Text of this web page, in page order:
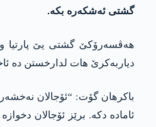
گشتی ئەشکەرە بکە.
ھەڤسەرۆکێ گشتی یێ پارتیا
دیاربەکرێ ھات لدارخستن دە
باکرھان گۆت: “ئۆجالان
ئامادە دکە. برێز ئۆجالان